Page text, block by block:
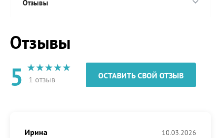
Отзывы
Отзывы
5 1 отзыв ОСТАВИТЬ СВОЙ ОТЗЫВ
Ирина 10.03.2026